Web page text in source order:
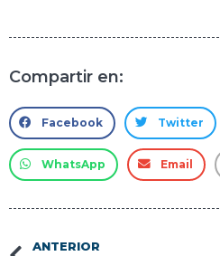
Compartir en:
Facebook Twitter
WhatsApp Email
ANTERIOR